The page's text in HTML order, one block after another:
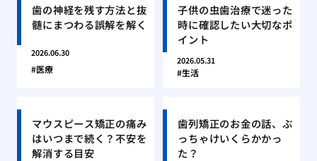
歯の神経を残す方法と抜
髄にまつわる誤解を解く
2026.06.30
医療
子供の虫歯治療で迷った
時に確認したい大切なポ
イント
2026.05.31
生活
マウスピース矯正の痛み
はいつまで続く？不安を
解消する目安
歯列矯正のお金の話、ぶ
っちゃけいくらかかっ
た？